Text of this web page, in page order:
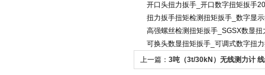
开口头扭力扳手_开口数字扭矩扳手
扭力扳手扭矩检测扭矩扳手_数字显
高强螺丝检测扭矩扳手_SGSX数显扭
可换头数显扭矩扳手_可调式数字扭
上一篇： 3吨（3t/30kN）无线测力计